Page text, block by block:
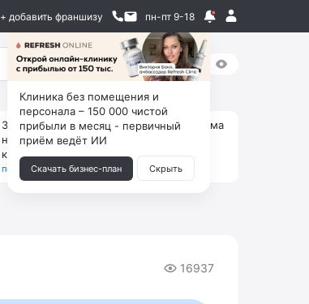
+ добавить франшизу пн-пт 9-18
За 90 тыс. открой магазин на Авито, дома
ни коробок, ни товара, ни склада, зато
каждый месяц +125 тыс. чистыми
получить бизнес-план ↓
16937
Клиника без помещения и
персонала – 150 000 чистой
прибыли в месяц - первичный
приём ведёт ИИ
Скачать бизнес-план Скрыть